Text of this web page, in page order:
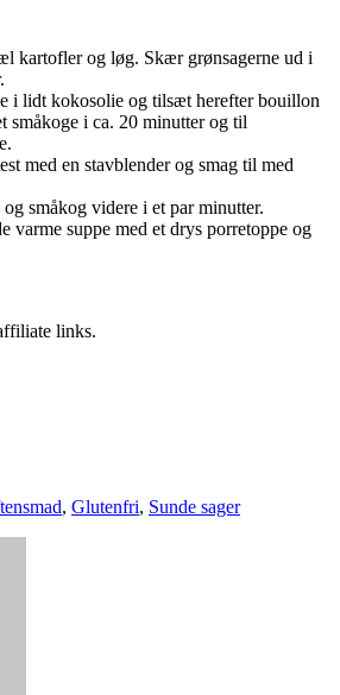
kartofler og løg. Skær grønsagerne ud i
i lidt kokosolie og tilsæt herefter bouillon
småkoge i ca. 20 minutter og til
med en stavblender og smag til med
småkog videre i et par minutter.
varme suppe med et drys porretoppe og
links.
, Glutenfri, Sunde sager